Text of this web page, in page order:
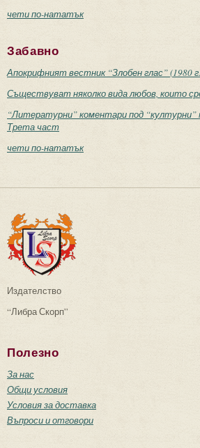
чети по-нататък
Забавно
Апокрифният вестник “Злобен глас” (1980
Съществуват няколко вида любов, които
“Литературни” коментари под
Трета част
чети по-нататък
Издателство
“Либра Скорп”
Полезно
За нас
Общи условия
Условия за доставка
Въпроси и отговори